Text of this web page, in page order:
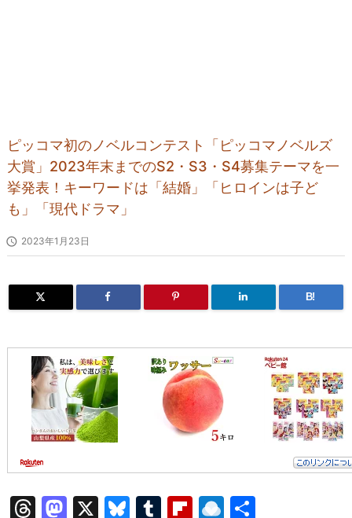
ピッコマ初のノベルコンテスト「ピッコマノベルズ
大賞」2023年末までのS2・S3・S4募集テーマを一
挙発表！キーワードは「結婚」「ヒロインは子ど
も」「現代ドラマ」
 2023年1月23日
B!
T
M X
Bl T
Fl R